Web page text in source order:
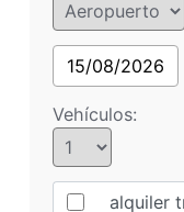
15/08/2026
Vehículos:
alquiler